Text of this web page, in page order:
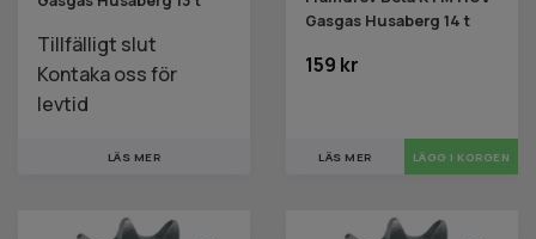
Tillfälligt slut
Kontaka oss för
levtid
LÄS MER
Gasgas Husaberg 14 t
159 kr
LÄS MER